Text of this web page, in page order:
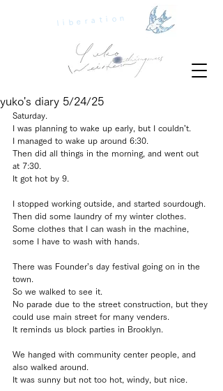
liberation
yuko's diary 5/24/25
Saturday.
I was planning to wake up early, but I couldn’t.
I managed to wake up around 6:30.
Then did all things in the morning, and went out
at 7:30.
It got hot by 9.
I stopped working outside, and started sourdough.
Then did some laundry of my winter clothes.
Some clothes that I can wash in the machine,
some I have to wash with hands.
There was Founder’s day festival going on in the
town.
So we walked to see it.
No parade due to the street construction, but they
could use main street for many venders.
It reminds us block parties in Brooklyn.
We hanged with community center people, and
also walked around.
It was sunny but not too hot, windy, but nice.